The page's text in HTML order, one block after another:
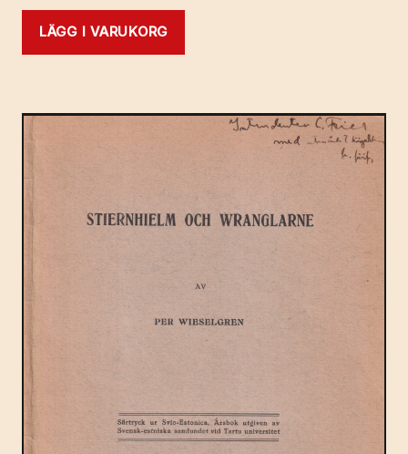
LÄGG I VARUKORG